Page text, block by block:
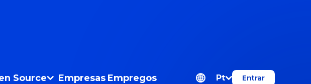
Source Empresas Empregos Pt Entrar